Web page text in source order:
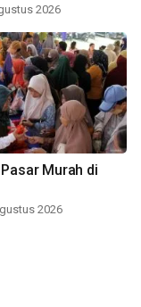
2026
Murah di
2026